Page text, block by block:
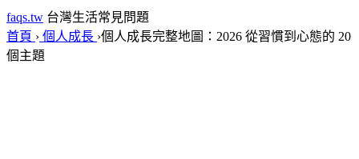
faqs.tw 台灣生活常見問題
首頁 › 個人成長 ›個人成長完整地圖：2026 從習慣到心態的 20
個主題